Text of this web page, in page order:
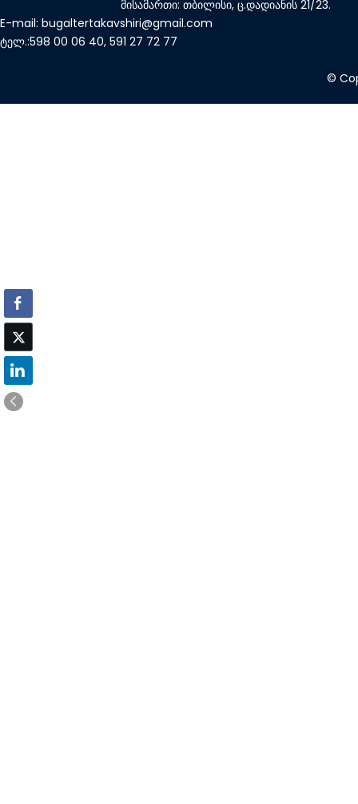
მისამართი: თბილისი, ც.დადიანის 21/23.
E-mail: bugaltertakavshiri@gmail.com
ტელ.:598 00 06 40, 591 27 72 77
©